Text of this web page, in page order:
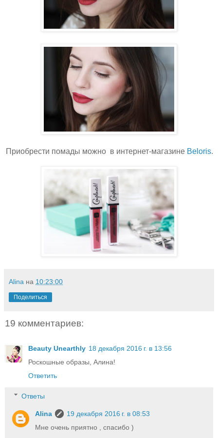
Приобрести помады можно в интернет-магазине Beloris.
Alina на 10:23:00
Поделиться
19 комментариев:
Beauty Unearthly 18 декабря 2016 г. в 13:56
Роскошные образы, Алина!
Ответить
Ответы
Alina
19 декабря 2016 г. в 08:53
Мне очень приятно , спасибо )